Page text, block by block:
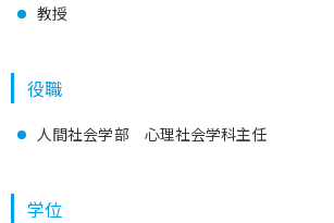
教授
役職
人間社会学部 心理社会学科主任
学位